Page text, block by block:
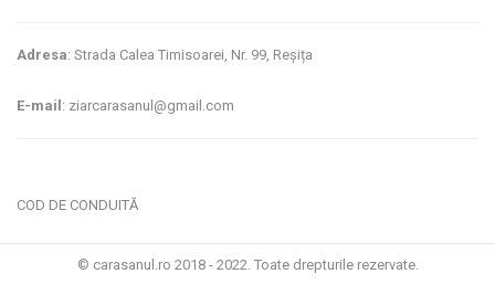
Adresa: Strada Calea Timisoarei, Nr. 99, Reșița
E-mail : ziarcarasanul@gmail.com
COD DE CONDUITĂ
© carasanul.ro 2018 - 2022. Toate drepturile rezervate.